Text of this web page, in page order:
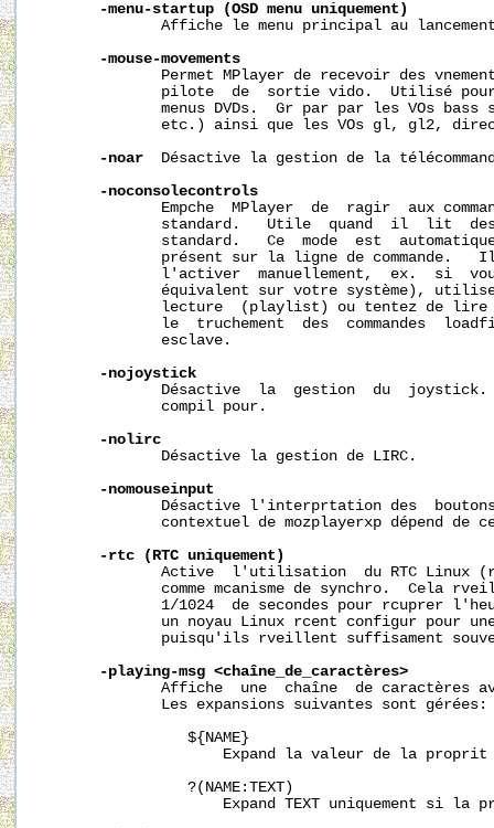
-menu-startup
(OSD menu uniquement)
Affiche le menu principal au
-mouse-movements
Permet MPlayer de recevoir des
pilote  de  sortie vido.  Utilisé
menus DVDs.  Gr par par les VOs bass
etc.) ainsi que les VOs gl, gl2,
-noar
Désactive la gestion de la
-noconsolecontrols
Empche  MPlayer  de  ragir  aux
standard.   Utile  quand  il  lit
standard.   Ce  mode  est
présent sur la ligne de commande.
l'activer  manuellement,  ex.  si
équivalent sur votre système),
lecture  (playlist) ou tentez de
le  truchement  des  commandes
              esclave.
-nojoystick
Désactive  la  gestion  du
              compil pour.
-nolirc
              Désactive la gestion de LIRC.
-nomouseinput
Désactive l'interprtation des
contextuel de mozplayerxp dépend de
-rtc
(RTC uniquement)
Active  l'utilisation  du RTC Linux
comme mcanisme de synchro.  Cela
1/1024  de secondes pour rcuprer
un noyau Linux rcent configur pour
puisqu'ils rveillent suffisament
-playing-msg <chaîne_de_caractères>
Affiche  une  chaîne  de caractères
              Les expansions suivantes sont gérées:
                 ${NAME}
Expand la valeur de la proprit
                 ?(NAME:TEXT)
Expand TEXT uniquement si la